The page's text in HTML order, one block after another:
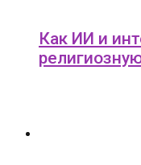
Как ИИ и